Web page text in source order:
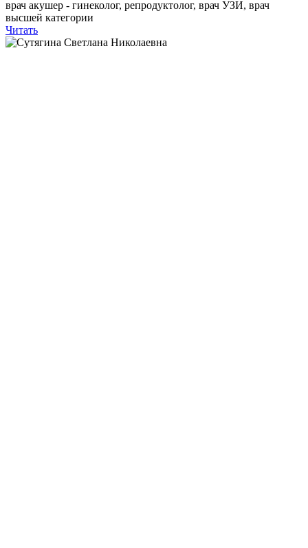
врач акушер - гинеколог, репродуктолог, врач УЗИ, врач
высшей категории
Читать